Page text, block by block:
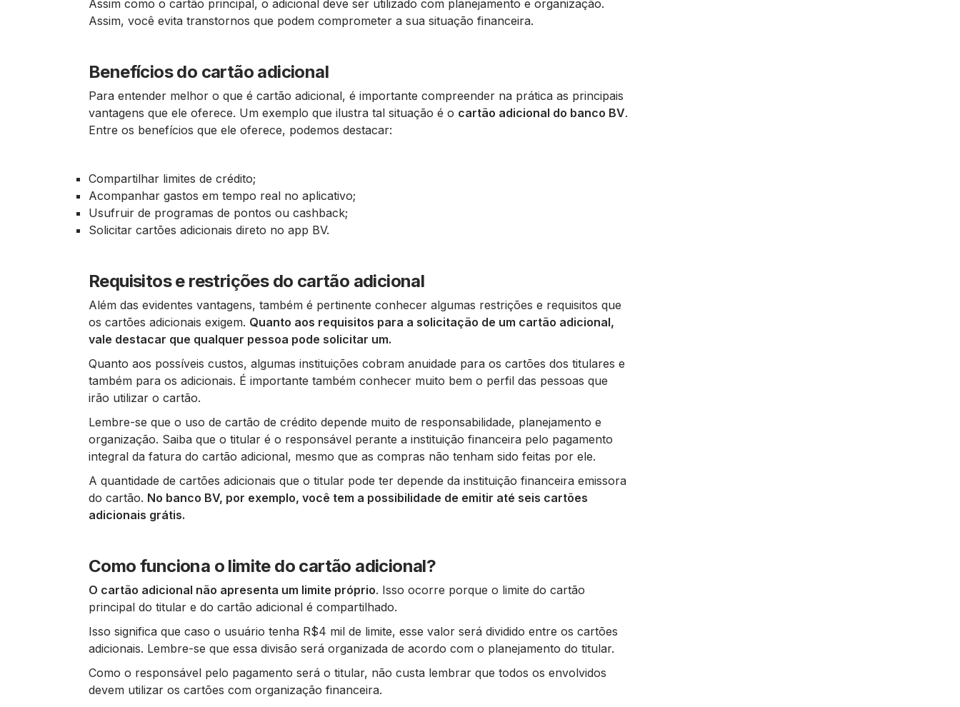
Assim como o cartão principal, o adicional deve ser utilizado com planejamento e organização.
Assim, você evita transtornos que podem comprometer a sua situação financeira.
Benefícios do cartão adicional
Para entender melhor o que é cartão adicional, é importante compreender na prática as principais
vantagens que ele oferece. Um exemplo que ilustra tal situação é o cartão adicional do banco BV.
Entre os benefícios que ele oferece, podemos destacar:
Compartilhar limites de crédito;
Acompanhar gastos em tempo real no aplicativo;
Usufruir de programas de pontos ou cashback;
Solicitar cartões adicionais direto no app BV.
Requisitos e restrições do cartão adicional
Além das evidentes vantagens, também é pertinente conhecer algumas restrições e requisitos que
os cartões adicionais exigem. Quanto aos requisitos para a solicitação de um cartão adicional,
vale destacar que qualquer pessoa pode solicitar um.
Quanto aos possíveis custos, algumas instituições cobram anuidade para os cartões dos titulares e
também para os adicionais. É importante também conhecer muito bem o perfil das pessoas que
irão utilizar o cartão.
Lembre-se que o uso de cartão de crédito depende muito de responsabilidade, planejamento e
organização. Saiba que o titular é o responsável perante a instituição financeira pelo pagamento
integral da fatura do cartão adicional, mesmo que as compras não tenham sido feitas por ele.
A quantidade de cartões adicionais que o titular pode ter depende da instituição financeira emissora
do cartão. No banco BV, por exemplo, você tem a possibilidade de emitir até seis cartões
adicionais grátis.
Como funciona o limite do cartão adicional?
O cartão adicional não apresenta um limite próprio. Isso ocorre porque o limite do cartão
principal do titular e do cartão adicional é compartilhado.
Isso significa que caso o usuário tenha R$4 mil de limite, esse valor será dividido entre os cartões
adicionais. Lembre-se que essa divisão será organizada de acordo com o planejamento do titular.
Como o responsável pelo pagamento será o titular, não custa lembrar que todos os envolvidos
devem utilizar os cartões com organização financeira.